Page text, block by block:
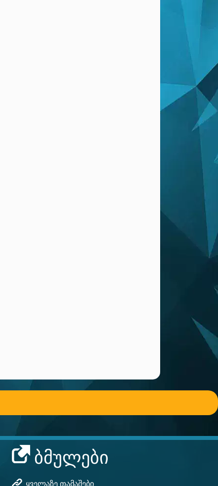
ᲑᲛᲣᲚᲔᲑᲘ
Ყველაზე Თამაშები